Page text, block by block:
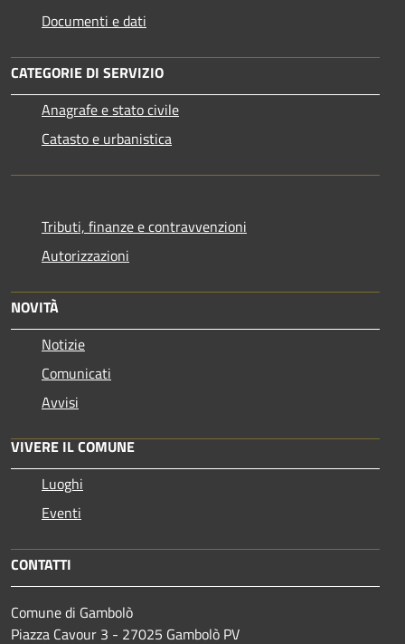
Documenti e dati
CATEGORIE DI SERVIZIO
Anagrafe e stato civile
Catasto e urbanistica
Tributi, finanze e contravvenzioni
Autorizzazioni
NOVITÀ
Notizie
Comunicati
Avvisi
VIVERE IL COMUNE
Luoghi
Eventi
CONTATTI
Comune di Gambolò
Piazza Cavour 3 - 27025 Gambolò PV